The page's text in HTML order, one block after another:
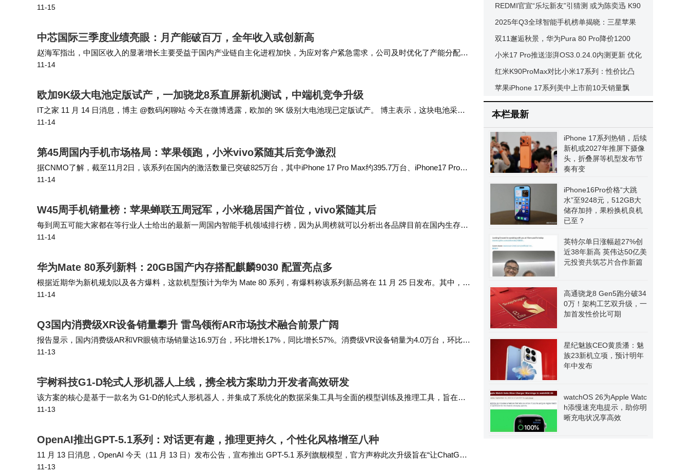
6英寸大底，搭配5层超低反镀膜与7P镜头，暗光表现稳定。2亿像素潜望长焦支持3倍、6倍和12倍变焦，
画质可用性高。性能方面，第五代骁龙8至尊版与电竞独显芯片R1的组合，让《原神》60fps+最高画质下稳
电速度均达旗舰水准。
用无压力。针对FPS游戏适配的144fps模式，让《和平精英》《使命召唤》等游戏的操作更流畅。外围配
置上，0816瑞声马达、1115E大尺寸扬声器、N79 5G频段与超声波指纹一应俱全，几乎找不到短板。
价比为核心，影像常被视为短板；如今，GT8 Pro不仅补足了影像短板，更在同价位中树立了新的标杆。标
准版的价格，Pro级的产品力，这款新机无疑会成为今年手机市场的“卷王”候选。
下：6.55 英寸 2736*1264p 120Hz 中屏 骁龙…
11-15
中芯国际三季度业绩亮眼：月产能破百万，全年收入或创新高
赵海军指出，中国区收入的显著增长主要受益于国内产业链自主化进程加快，为应对客户紧急需求，公司及时优化了产能分配策
略。赵海军补充表示，在当前国内企业加速替代海外供应链的背景下，公司长期合作的客户成功把握了市场机…
11-14
欧加9K级大电池定版试产，一加骁龙8系直屏新机测试，中端机竞争升级
IT之家 11 月 14 日消息，博主 @数码闲聊站 今天在微博透露，欧加的 9K 级别大电池现已定版试产。 博主表示，这块电池采用
单块4.51V 单电芯设计，额定容量 32.59Wh，额定电池 8760m…
11-14
第45周国内手机市场格局：苹果领跑，小米vivo紧随其后竞争激烈
据CNMO了解，截至11月2日，该系列在国内的激活数量已突破825万台，其中iPhone 17 Pro Max约395.7万台、iPhone17 Pro约
246.2万台、标准版iPhone 17约172.8…
11-14
W45周手机销量榜：苹果蝉联五周冠军，小米稳居国产首位，vivo紧随其后
每到周五可能大家都在等行业人士给出的最新一周国内智能手机领域排行榜，因为从周榜就可以分析出各品牌目前在国内生存状
况。数据显示苹果还是国内排名第一的品牌，不过市场份额又滑落了一个百分点，这已经是苹果连续五周国内…
11-14
华为Mate 80系列新料：20GB国产内存搭配麒麟9030 配置亮点多
根据近期华为新机规划以及各方爆料，这款机型预计为华为 Mate 80 系列，有爆料称该系列新品将在 11 月 25 日发布。其中，Pr
oMax 并非简单的名称更换，而是定位与 Pro 版差距更大的新增机型…
11-14
Q3国内消费级XR设备销量攀升 雷鸟领衔AR市场技术融合前景广阔
报告显示，国内消费级AR和VR眼镜市场销量达16.9万台，环比增长17%，同比增长57%。消费级VR设备销量为4.0万台，环比增
长8%，Meta低价策略维持了VR市场的小幅增长。VR设备采用的Fast LC…
11-13
宇树科技G1-D轮式人形机器人上线，携全栈方案助力开发者高效研发
该方案的核心是基于一款名为 G1-D的轮式人形机器人，并集成了系统化的数据采集工具与全面的模型训练及推理工具，旨在为
开发者提供一站式的机器人研发平台。 在控制响应方面，G1-D的升降精度为 ±0.5m，末…
11-13
OpenAI推出GPT-5.1系列：对话更有趣，推理更持久，个性化风格增至八种
11 月 13 日消息，OpenAI 今天（11 月 13 日）发布公告，宣布推出 GPT-5.1 系列旗舰模型，官方声称此次升级旨在“让ChatGPT
更智能，对话体验更有趣”。 IT之家援引博文介绍，此…
11-13
AI与体验成亮点
REDMI官宣“乐坛新友”引猜测 或为陈奕迅 K90
系列23日登场
2025年Q3全球智能手机榜单揭晓：三星苹果
稳居前二，传音成最大黑马
双11邂逅秋景，华为Pura 80 Pro降价1200
元，影像实力等你来探
小米17 Pro推送澎湃OS3.0.24.0内测更新 优化
系统影像修复多项使用问题
红米K90ProMax对比小米17系列：性价比凸
显，背屏小屏成选择关键
苹果iPhone 17系列美中上市前10天销量飘
红，较上代增长14%
本栏最新
iPhone 17系列热销，后续
新机或2027年推屏下摄像
头，折叠屏等机型发布节
奏有变
iPhone16Pro价格“大跳
水”至9248元，512GB大
储存加持，果粉换机良机
已至？
英特尔单日涨幅超27%创
近38年新高 英伟达50亿美
元投资共筑芯片合作新篇
高通骁龙8 Gen5跑分破34
0万！架构工艺双升级，一
加首发性价比可期
星纪魅族CEO黄质潘：魅
族23新机立项，预计明年
年中发布
watchOS 26为Apple Watc
h添慢速充电提示，助你明
晰充电状况享高效